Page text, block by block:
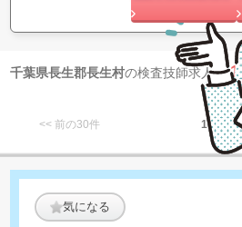
千葉県長生郡長生村の検査技師求人が 1
<< 前の30件 1
気になる